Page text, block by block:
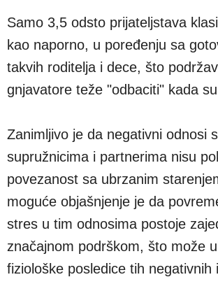
Samo 3,5 odsto prijateljstava
kao naporno, u poređenju sa
takvih roditelja i dece, što
gnjavatore teže "odbaciti" kada
Zanimljivo je da negativni odnosi
supružnicima i partnerima nisu
povezanost sa ubrzanim
moguće objašnjenje je da
stres u tim odnosima postoje
značajnom podrškom, što može
fiziološke posledice tih negativnih